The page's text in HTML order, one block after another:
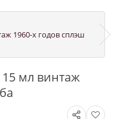
1960-х годов сплэш
15 мл винтаж